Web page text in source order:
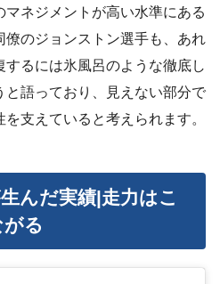
ネジメントが高い水準にある
僚のジョンストン選手も、あれ
るには氷風呂のような徹底し
と語っており、見えない部分で
支えていると考えられます。
んだ実績|走力はこ
る